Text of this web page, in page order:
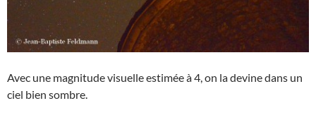
Avec une magnitude visuelle estimée à 4, on la devine dans un
ciel bien sombre.